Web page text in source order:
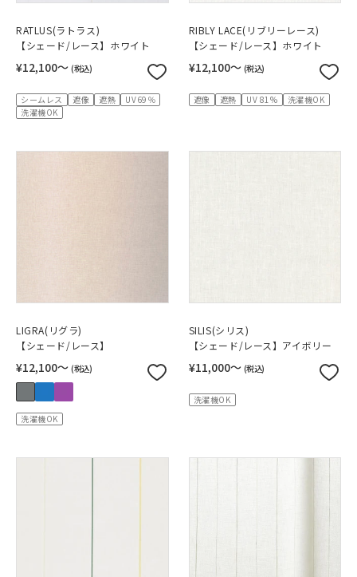
RATLUS(ラトラス)
【シェード/レース】ホワイト
¥12,100〜 (税込)
シームレス 遮像 遮熱
UV69％
洗濯機OK
RIBLY LACE(リブリーレース)
【シェード/レース】ホワイト
¥12,100〜 (税込)
遮像 遮熱 UV 81% 洗濯機OK
LIGRA(リグラ)
【シェード/レース】
¥12,100〜 (税込)
洗濯機OK
SILIS(シリス)
【シェード/レース】アイボリー
¥11,000〜 (税込)
洗濯機OK